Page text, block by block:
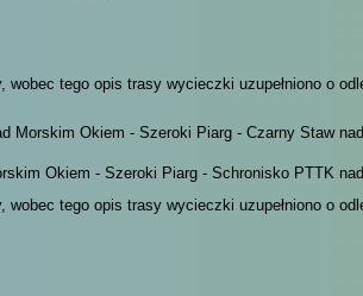
tego opis trasy wycieczki uzupełniono o
Morskim Okiem - Szeroki Piarg - Czarny Staw
Okiem - Szeroki Piarg - Schronisko PTTK
tego opis trasy wycieczki uzupełniono o